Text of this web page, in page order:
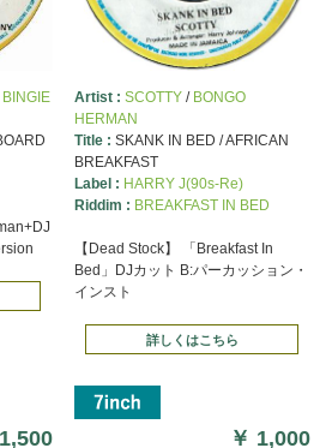
1,500
Artist : SCOTTY/ BONGO
HERMAN
Title : SKANK IN BED / AFRICAN
BREAKFAST
Label : HARRY J(90s-Re)
Riddim : BREAKFAST IN BED
【Dead Stock】 「Breakfast In
Bed」DJカット B:パーカッション・
インスト
詳しくはこちら
￥ 1,000